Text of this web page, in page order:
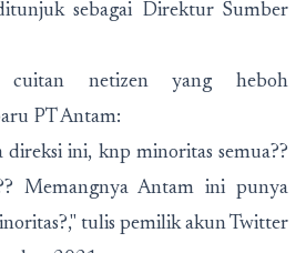
sebagai Direktur Sumber
cuitan netizen yang heboh
PT Antam:
direksi ini, knp minoritas semua??
Memangnya Antam ini punya
tulis pemilik akun Twitter